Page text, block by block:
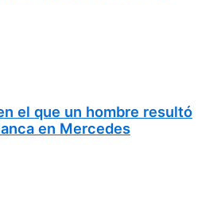
el que un hombre resultó
en Mercedes